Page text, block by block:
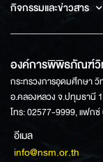
กิจกรรมและข่าวสาร
องค์การพิพิธภัณฑ์วิ
กระทรวงการอุดมศึกษา
อ.คลองหลวง จ.ปทุมธานี
โทร: 02577-9999, แฟก
อีเมล
info@nsm.or.th